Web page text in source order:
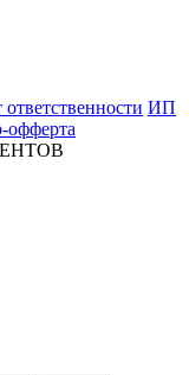
ответственности ИП
офферта